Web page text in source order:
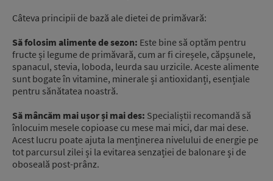
Câteva principii de bază ale dietei de primăvară:
Să folosim alimente de sezon: Este bine să optăm pentru
fructe și legume de primăvară, cum ar fi cireșele, căpșunele,
spanacul, stevia, loboda, leurda sau urzicile. Aceste alimente
sunt bogate în vitamine, minerale și antioxidanți, esențiale
pentru sănătatea noastră.
Să mâncăm mai ușor și mai des: Specialiștii recomandă să
înlocuim mesele copioase cu mese mai mici, dar mai dese.
Acest lucru poate ajuta la menținerea nivelului de energie pe
tot parcursul zilei și la evitarea senzației de balonare și de
oboseală post-prânz.